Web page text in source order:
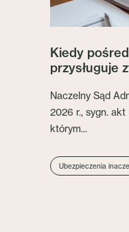
Kiedy
przysługuje
Naczelny Sąd
2026 r., sygn.
którym...
Ubezpieczenia